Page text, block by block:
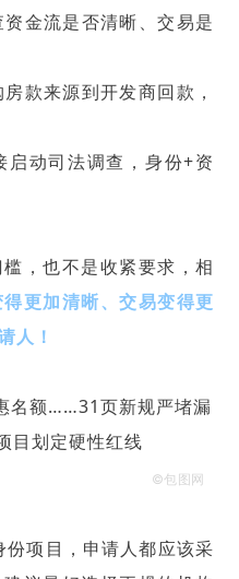
金流是否清晰、交易是
款来源到开发商回款，
动司法调查，身份+资
，也不是收紧要求，相
更加清晰、交易变得更
人！
©包图网
项目，申请人都应该采